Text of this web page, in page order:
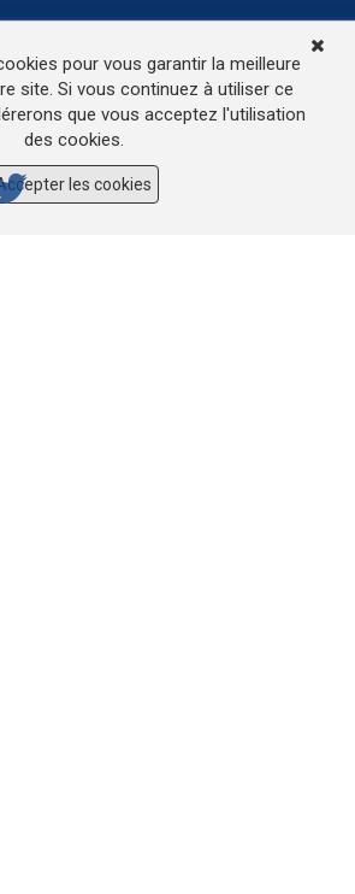
L’accessibilité de ce site
Production : Dew production – Tous
– Webdesign: Lokidor
pour vous garantir la meilleure
site. Si vous continuez à utiliser ce
que vous acceptez l'utilisation
des cookies.
les cookies